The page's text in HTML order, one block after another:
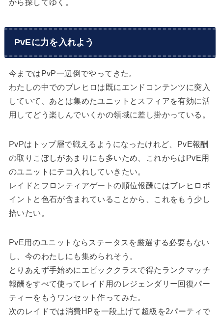
から探してゆく。
PvEに力を入れよう
今まではPvP一辺倒でやってきた。
わたしの中でのブレヒロは既にエンドコンテンツに突入
していて、あとは集めたユニットとスフィアを有効に活
用してどう楽しんでいくかの領域に差し掛かっている。
PvPはトップ層で戦えるようになったけれど、PvE報酬
の取りこぼしがあまりにも多いため、これからはPvE用
のユニットにテコ入れしていきたい。
レイドとフロンティアゲートの順位報酬にはブレヒロポ
イントと色石が含まれていることから、これをもう少し
拾いたい。
PvE用のユニットならステータスを厳選する必要もない
し、今のわたしにも集められそう。
とりあえず手始めにエピッククラスで得たランクマッチ
報酬をすべて使ってレイド用のレジェンダリー回復パー
ティーをもうワンセット作ってみた。
次のレイドでは消費HPを一段上げて超級を2パーティで